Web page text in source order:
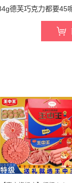
德芙巧克力都要45